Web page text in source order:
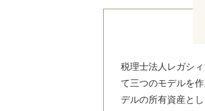
税理士法人レガシ
て三つのモデルを
デルの所有資産と